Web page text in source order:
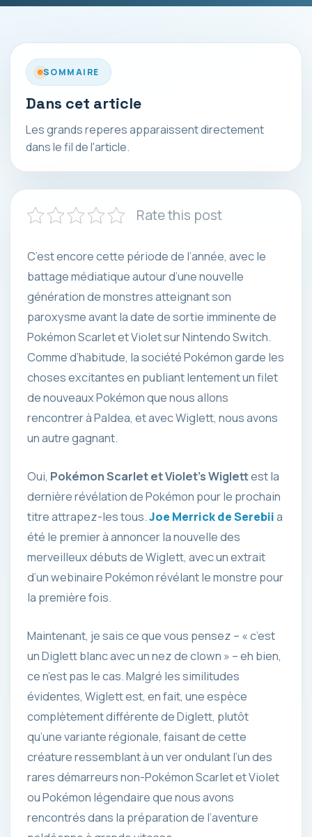
SOMMAIRE
Dans cet article
Les grands reperes apparaissent directement
dans le fil de l'article.
Rate this post
C’est encore cette période de l’année, avec le
battage médiatique autour d’une nouvelle
génération de monstres atteignant son
paroxysme avant la date de sortie imminente de
Pokémon Scarlet et Violet sur Nintendo Switch.
Comme d’habitude, la société Pokémon garde les
choses excitantes en publiant lentement un filet
de nouveaux Pokémon que nous allons
rencontrer à Paldea, et avec Wiglett, nous avons
un autre gagnant.
Oui, Pokémon Scarlet et Violet’s Wiglettest la
dernière révélation de Pokémon pour le prochain
titre attrapez-les tous.Joe Merrick de Serebiia
été le premier à annoncer la nouvelle des
merveilleux débuts de Wiglett, avec un extrait
d’un webinaire Pokémon révélant le monstre pour
la première fois.
Maintenant, je sais ce que vous pensez – « c’est
un Diglett blanc avec un nez de clown » – eh bien,
ce n’est pas le cas. Malgré les similitudes
évidentes, Wiglett est, en fait, une espèce
complètement différente de Diglett, plutôt
qu’une variante régionale, faisant de cette
créature ressemblant à un ver ondulant l’un des
rares démarreurs non-Pokémon Scarlet et Violet
ou Pokémon légendaire que nous avons
rencontrés dans la préparation de l’aventure